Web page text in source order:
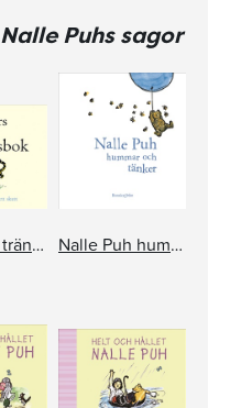
Nalle Puhs sagor
Tigers lilla träningsbok Nalle Puh hummar och tänker